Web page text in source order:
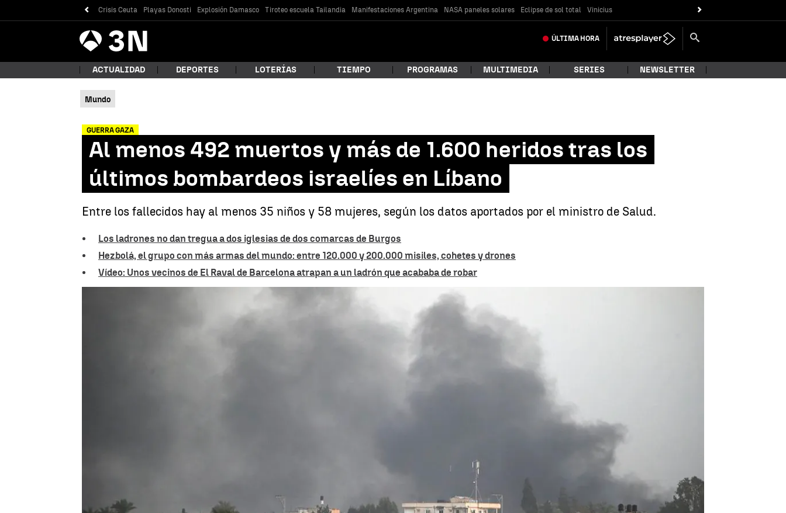
Crisis Ceuta Playas Donosti Explosión Damasco Tiroteo escuela Tailandia Manifestaciones Argentina NASA paneles solares Eclipse de sol total Vinicius
Antena
3 Noticias ÚLTIMA HORA
¿Qué estás buscando?
Buscar
ACTUALIDAD DEPORTES LOTERÍAS TIEMPO PROGRAMAS MULTIMEDIA SERIES NEWSLETTER
Mundo
GUERRA GAZA
Al menos 492 muertos y más de 1.600 heridos tras los
últimos bombardeos israelíes en Líbano
Entre los fallecidos hay al menos 35 niños y 58 mujeres, según los datos aportados por el ministro de Salud.
Los ladrones no dan tregua a dos iglesias de dos comarcas de Burgos
Hezbolá, el grupo con más armas del mundo: entre 120.000 y 200.000 misiles, cohetes y drones
Vídeo: Unos vecinos de El Raval de Barcelona atrapan a un ladrón que acababa de robar
Linkedin